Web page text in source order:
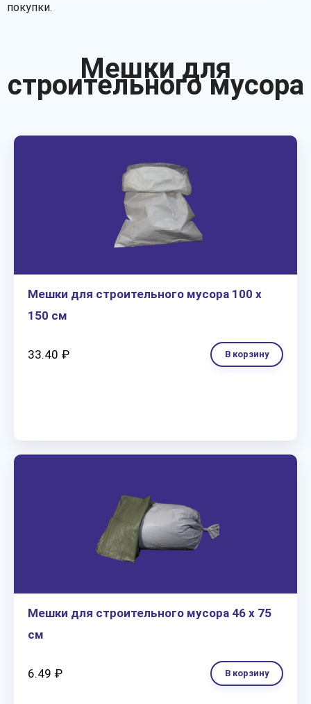
покупки.
Мешки для
строительного мусора
Мешки для строительного мусора 100 х
150 см
33.40 ₽ В корзину
Мешки для строительного мусора 46 х 75
см
6.49 ₽ В корзину